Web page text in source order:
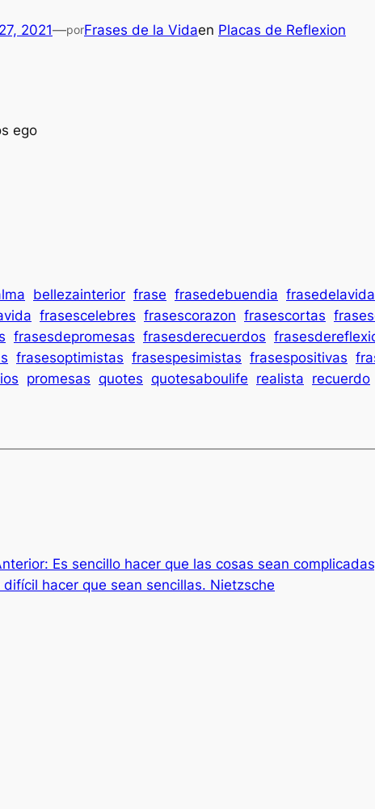
2021—porFrases de la Vidaen Placas de Reflexion
ego
bellezainterior frase frasedebuendia frasedelavida
frasescelebres frasescorazon frasescortas
frasesdepromesas frasesderecuerdos
frasesoptimistas frasespesimistas frasespositivas
promesas quotes quotesaboulife realista recuerdo
Es sencillo hacer que las cosas sean
difícil hacer que sean sencillas. Nietzsche